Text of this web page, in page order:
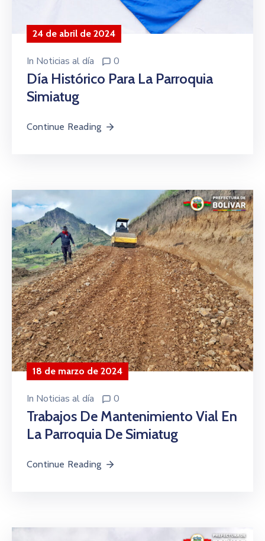
24 de abril de 2024
In Noticias al día 0
Día Histórico Para La Parroquia
Simiatug
Continue Reading
18 de marzo de 2024
In Noticias al día 0
Trabajos De Mantenimiento Vial En
La Parroquia De Simiatug
Continue Reading